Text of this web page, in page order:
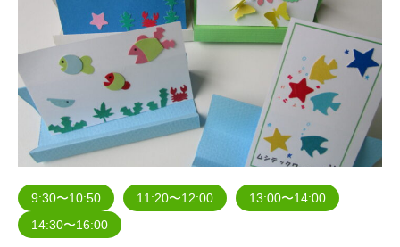
9:30〜10:50 11:20〜12:00
13:00〜14:00
14:30〜16:00